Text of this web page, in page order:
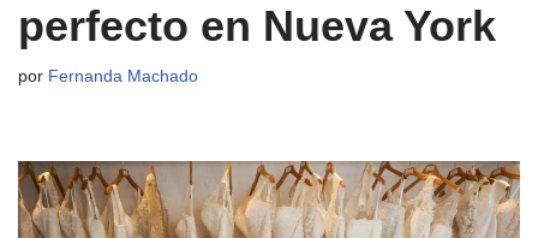
perfecto en Nueva York
por Fernanda Machado